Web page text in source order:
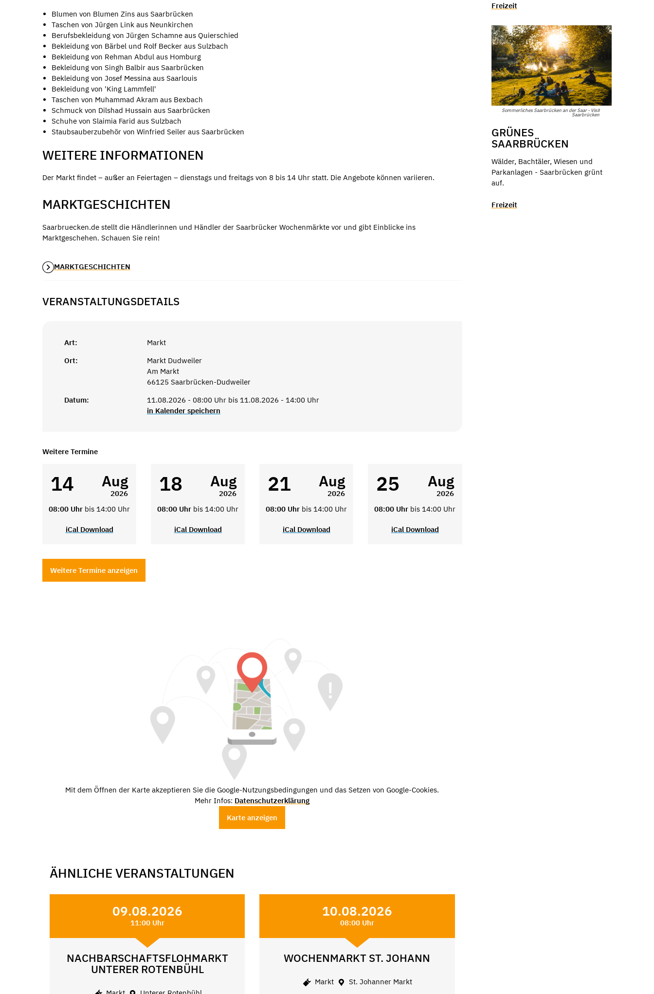
Blumen von Blumen Zins aus Saarbrücken
Taschen von Jürgen Link aus Neunkirchen
Berufsbekleidung von Jürgen Schamne aus Quierschied
Bekleidung von Bärbel und Rolf Becker aus Sulzbach
Bekleidung von Rehman Abdul aus Homburg
Bekleidung von Singh Balbir aus Saarbrücken
Bekleidung von Josef Messina aus Saarlouis
Bekleidung von 'King Lammfell'
Taschen von Muhammad Akram aus Bexbach
Schmuck von Dilshad Hussain aus Saarbrücken
Schuhe von Slaimia Farid aus Sulzbach
Staubsauberzubehör von Winfried Seiler aus Saarbrücken
WEITERE INFORMATIONEN
Der Markt findet – außer an Feiertagen – dienstags und freitags von 8 bis 14 Uhr statt. Die Angebote können variieren.
MARKTGESCHICHTEN
Saarbruecken.de stellt die Händlerinnen und Händler der Saarbrücker Wochenmärkte vor und gibt Einblicke ins
Marktgeschehen. Schauen Sie rein!
MARKTGESCHICHTEN
VERANSTALTUNGSDETAILS
Art:
Markt
Ort:
Markt Dudweiler
Am Markt
66125 Saarbrücken-Dudweiler
Datum:
11.08.2026 - 08:00 Uhr bis 11.08.2026 - 14:00 Uhr
in Kalender speichern
Weitere Termine
14 Aug
2026
08:00 Uhr bis 14:00 Uhr
iCal Download
18 Aug
2026
08:00 Uhr bis 14:00 Uhr
iCal Download
21 Aug
2026
08:00 Uhr bis 14:00 Uhr
iCal Download
25 Aug
2026
08:00 Uhr bis 14:00 Uhr
iCal Download
Weitere Termine anzeigen
Mit dem Öffnen der Karte akzeptieren Sie die Google-Nutzungsbedingungen und das Setzen von Google-Cookies.
Mehr Infos: Datenschutzerklärung
Karte anzeigen
ÄHNLICHE VERANSTALTUNGEN
09.08.2026
11:00 Uhr
NACHBARSCHAFTSFLOHMARKT
UNTERER ROTENBÜHL
10.08.2026
08:00 Uhr
WOCHENMARKT ST. JOHANN
Markt St. Johanner Markt
Freizeit
Sommerliches Saarbrücken an der Saar - Visit
Saarbrücken
GRÜNES
SAARBRÜCKEN
Wälder, Bachtäler, Wiesen und
Parkanlagen - Saarbrücken grünt
auf.
Freizeit